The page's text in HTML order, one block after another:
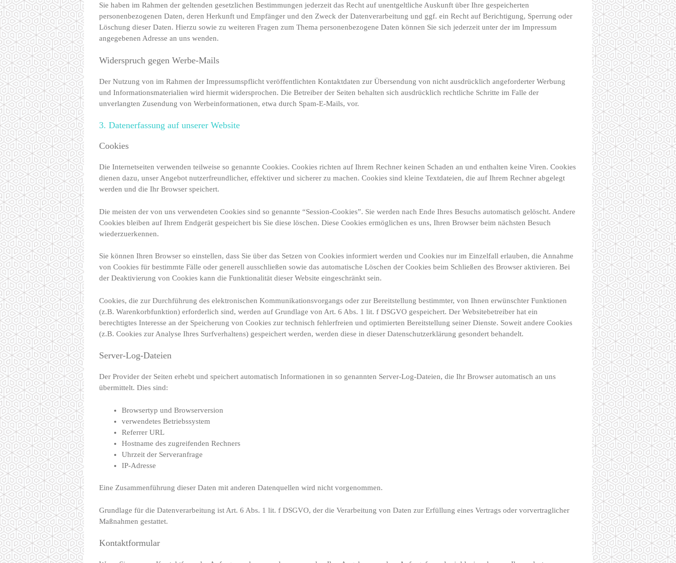
Sie haben im Rahmen der geltenden gesetzlichen Bestimmungen jederzeit das Recht auf unentgeltliche Auskunft über Ihre gespeicherten
personenbezogenen Daten, deren Herkunft und Empfänger und den Zweck der Datenverarbeitung und ggf. ein Recht auf Berichtigung, Sperrung oder
Löschung dieser Daten. Hierzu sowie zu weiteren Fragen zum Thema personenbezogene Daten können Sie sich jederzeit unter der im Impressum
angegebenen Adresse an uns wenden.
Widerspruch gegen Werbe-Mails
Der Nutzung von im Rahmen der Impressumspflicht veröffentlichten Kontaktdaten zur Übersendung von nicht ausdrücklich angeforderter Werbung
und Informationsmaterialien wird hiermit widersprochen. Die Betreiber der Seiten behalten sich ausdrücklich rechtliche Schritte im Falle der
unverlangten Zusendung von Werbeinformationen, etwa durch Spam-E-Mails, vor.
3. Datenerfassung auf unserer Website
Cookies
Die Internetseiten verwenden teilweise so genannte Cookies. Cookies richten auf Ihrem Rechner keinen Schaden an und enthalten keine Viren. Cookies
dienen dazu, unser Angebot nutzerfreundlicher, effektiver und sicherer zu machen. Cookies sind kleine Textdateien, die auf Ihrem Rechner abgelegt
werden und die Ihr Browser speichert.
Die meisten der von uns verwendeten Cookies sind so genannte “Session-Cookies”. Sie werden nach Ende Ihres Besuchs automatisch gelöscht. Andere
Cookies bleiben auf Ihrem Endgerät gespeichert bis Sie diese löschen. Diese Cookies ermöglichen es uns, Ihren Browser beim nächsten Besuch
wiederzuerkennen.
Sie können Ihren Browser so einstellen, dass Sie über das Setzen von Cookies informiert werden und Cookies nur im Einzelfall erlauben, die Annahme
von Cookies für bestimmte Fälle oder generell ausschließen sowie das automatische Löschen der Cookies beim Schließen des Browser aktivieren. Bei
der Deaktivierung von Cookies kann die Funktionalität dieser Website eingeschränkt sein.
Cookies, die zur Durchführung des elektronischen Kommunikationsvorgangs oder zur Bereitstellung bestimmter, von Ihnen erwünschter Funktionen
(z.B. Warenkorbfunktion) erforderlich sind, werden auf Grundlage von Art. 6 Abs. 1 lit. f DSGVO gespeichert. Der Websitebetreiber hat ein
berechtigtes Interesse an der Speicherung von Cookies zur technisch fehlerfreien und optimierten Bereitstellung seiner Dienste. Soweit andere Cookies
(z.B. Cookies zur Analyse Ihres Surfverhaltens) gespeichert werden, werden diese in dieser Datenschutzerklärung gesondert behandelt.
Server-Log-Dateien
Der Provider der Seiten erhebt und speichert automatisch Informationen in so genannten Server-Log-Dateien, die Ihr Browser automatisch an uns
übermittelt. Dies sind:
Browsertyp und Browserversion
verwendetes Betriebssystem
Referrer URL
Hostname des zugreifenden Rechners
Uhrzeit der Serveranfrage
IP-Adresse
Eine Zusammenführung dieser Daten mit anderen Datenquellen wird nicht vorgenommen.
Grundlage für die Datenverarbeitung ist Art. 6 Abs. 1 lit. f DSGVO, der die Verarbeitung von Daten zur Erfüllung eines Vertrags oder vorvertraglicher
Maßnahmen gestattet.
Kontaktformular